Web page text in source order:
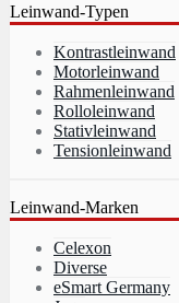
Leinwand-Typen
Kontrastleinwand
Motorleinwand
Rahmenleinwand
Rolloleinwand
Stativleinwand
Tensionleinwand
Leinwand-Marken
Celexon
Diverse
eSmart Germany